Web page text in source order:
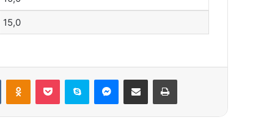
15,0
VKontakteOdnoklassniki
Pocket Skype Messenger
E-Posta ile paylaş Yazdır